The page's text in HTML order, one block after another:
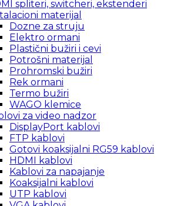
spliteri, switcheri, ekstenderi
materijal
Dozne za struju
Elektro ormani
Plastični bužiri i cevi
Potrošni materijal
Prohromski bužiri
Rek ormani
Termo bužiri
WAGO klemice
za video nadzor
DisplayPort kablovi
FTP kablovi
Gotovi koaksijalni RG59 kablovi
HDMI kablovi
Kablovi za napajanje
Koaksijalni kablovi
UTP kablovi